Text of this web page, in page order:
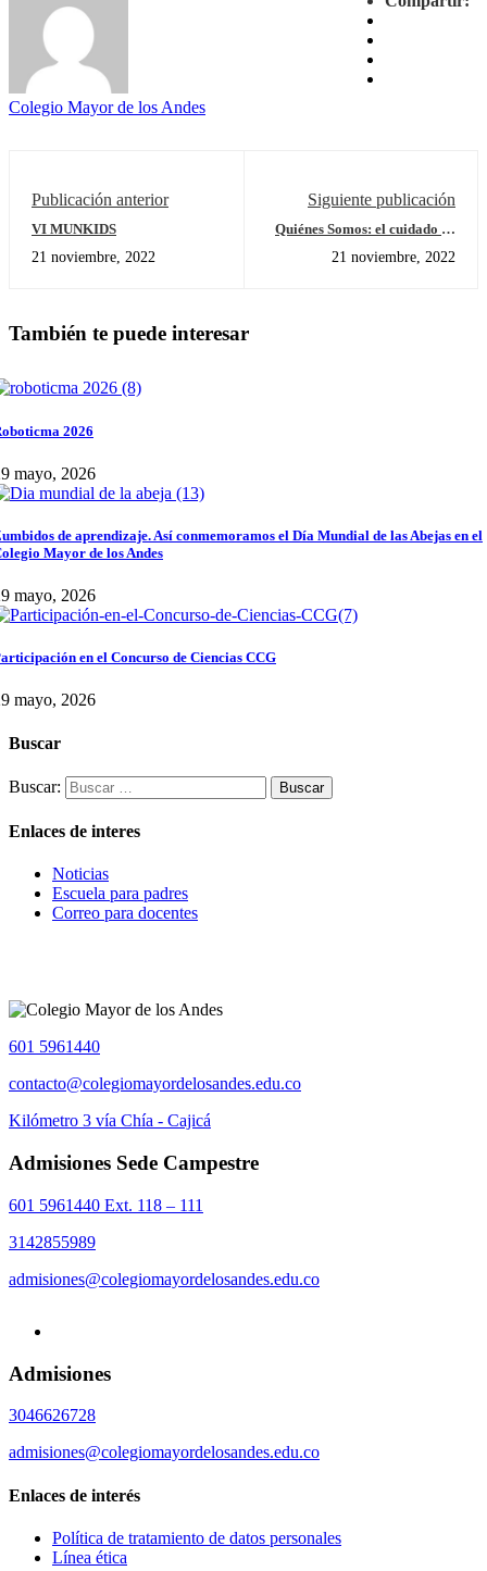
Colegio Mayor de los Andes
Publicación anterior
VI MUNKIDS
21 noviembre, 2022
Siguiente publicación
Quiénes Somos: el cuidado de
21 noviembre, 2022
También te puede interesar
2026
mayo, 2026
de aprendizaje. Así conmemoramos el Día Mundial de las Abejas en el
Mayor de los Andes
mayo, 2026
en el Concurso de Ciencias CCG
mayo, 2026
Buscar
Buscar:
Enlaces de interes
Noticias
Escuela para padres
Correo para docentes
601 5961440
contacto@colegiomayordelosandes.edu.co
Kilómetro 3 vía Chía - Cajicá
Admisiones Sede Campestre
601 5961440 Ext. 118 – 111
3142855989
admisiones@colegiomayordelosandes.edu.co
Admisiones
3046626728
admisiones@colegiomayordelosandes.edu.co
Enlaces de interés
Política de tratamiento de datos personales
Línea ética